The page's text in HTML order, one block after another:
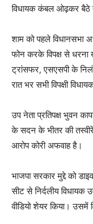
विधायक कंबल ओढ़कर
शाम को पहले विधानसभा
फोन करके विपक्ष से धरना
ट्रांसफर, एसएसपी के
रात भर सभी विपक्षी
उप नेता प्रतिपक्ष भुवन
के सदन के भीतर की
आरोप कोरी अफवाह है।
भाजपा सरकार मुद्दे को
सीट से निर्दलीय
वीडियो शेयर किया।